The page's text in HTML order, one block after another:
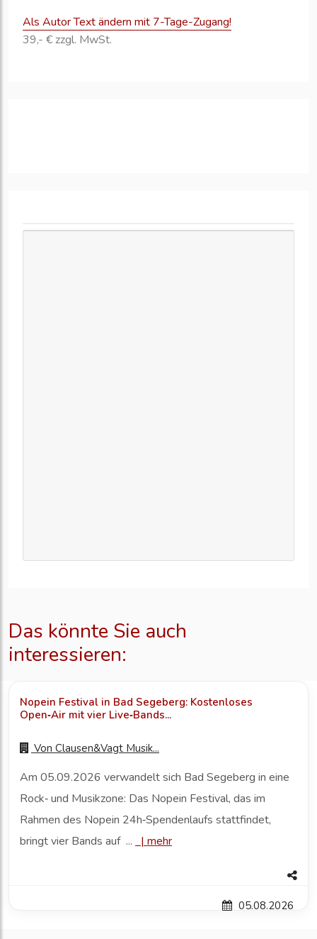
Als Autor Text ändern mit 7-Tage-Zugang!
39,- € zzgl. MwSt.
Das könnte Sie auch
interessieren:
Nopein Festival in Bad Segeberg: Kostenloses
Open‑Air mit vier Live‑Bands...
Von Clausen&Vagt Musik...
Am 05.09.2026 verwandelt sich Bad Segeberg in eine
Rock‑ und Musikzone: Das Nopein Festival, das im
Rahmen des Nopein 24h‑Spendenlaufs stattfindet,
bringt vier Bands auf ...
| mehr
05.08.2026